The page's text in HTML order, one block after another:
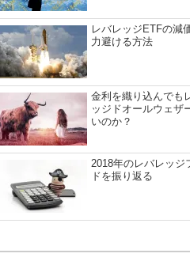
レバレッジETFの減
力避ける方法
金利を織り込んでも
ッジドオールウェザ
いのか？
2018年のレバレッジ
ドを振り返る